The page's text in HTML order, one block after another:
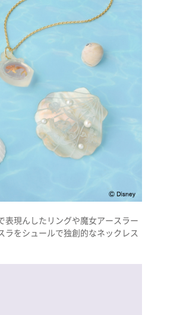
表現んしたリングや魔女アースラー
をシュールで独創的なネックレス